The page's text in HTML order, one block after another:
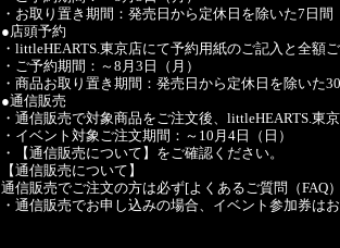
・お取り置き期間：発売日から定休日を除いた7日間
●店頭予約
・littleHEARTS.東京店にて予約用紙のご記入と全額
・ご予約期間：～8月3日（月）
・商品お取り置き期間：発売日から定休日を除いた
●通信販売
・通信販売で対象商品をご注文後、littleHEARTS.東
・イベント対象ご注文期間：～10月4日（日）
・【通信販売について】をご確認ください。
【通信販売について】
通信販売でご注文の方は必ず[よくあるご質問（FAQ
・通信販売でお申し込みの場合、イベント参加券は